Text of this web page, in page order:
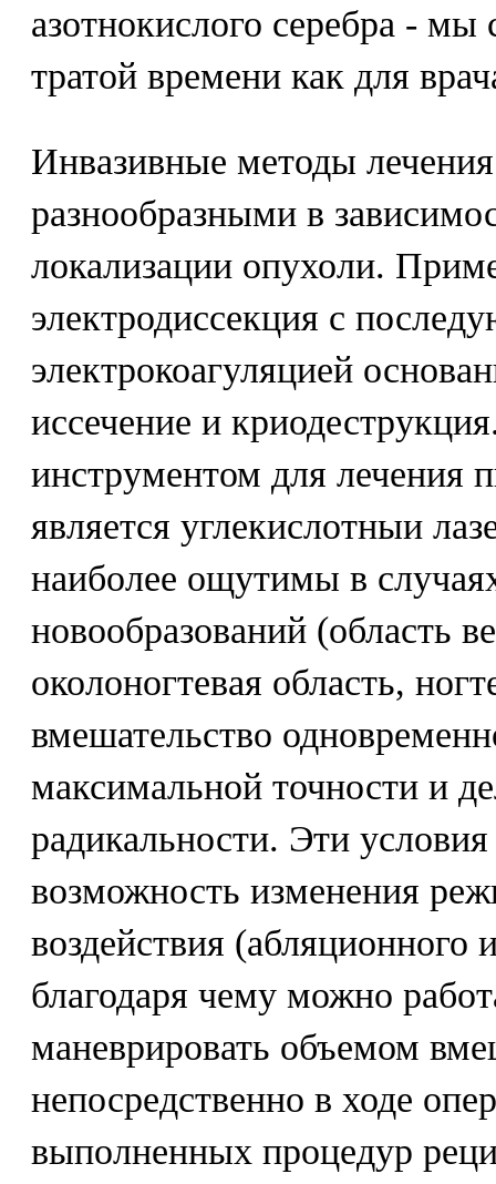
азотнокислого серебра - мы
тратой времени как для
Инвазивные методы
разнообразными в
локализации опухоли.
электродиссекция с
электрокоагуляцией
иссечение и
инструментом для лечения
является углекислотныи
наиболее ощутимы в
новообразований (область
околоногтевая область,
вмешательство
максимальной точности и
радикальности. Эти
возможность изменения
воздействия (абляционного
благодаря чему можно
маневрировать объемом
непосредственно в ходе
выполненных процедур